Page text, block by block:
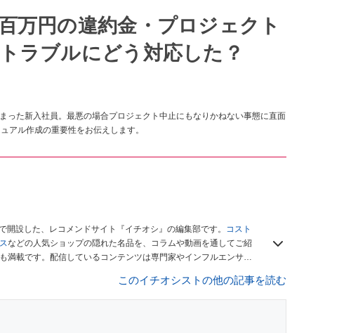
万円の違約金・プロジェクト
ラブルにどう対応した？
った新入社員。最悪の場合プロジェクト中止にもなりかねない事態に直面
アル作成の重要性をお伝えします。
設した、レコメンドサイト『イチオシ』の編集部です。
コスト
などの人気ショップの隠れた名品を、コラムや動画を通してご紹
満載です。配信しているコンテンツは専門家やインフルエンサー
このイチオシストの他の記事を読む